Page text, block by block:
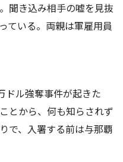
聞き込み相手の嘘を見抜
ている。両親は軍雇用員
ドル強奪事件が起きた
とから、何も知らされず
で、入署する前は与那覇